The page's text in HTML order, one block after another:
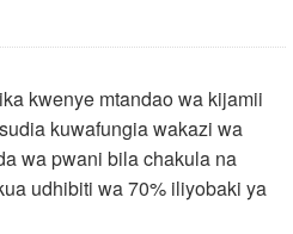
kwenye mtandao wa kijamii
kuwafungia wakazi wa
wa pwani bila chakula na
udhibiti wa 70% iliyobaki ya